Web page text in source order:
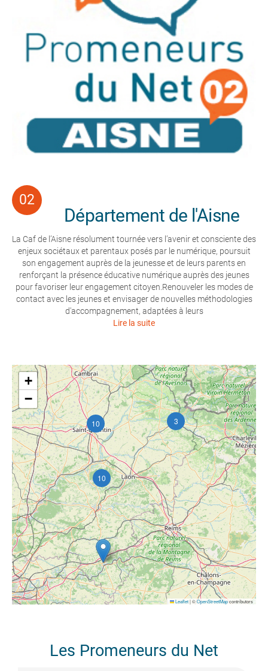
Département de l'Aisne
La Caf de l’Aisne résolument tournée vers l’avenir et consciente des
enjeux sociétaux et parentaux posés par le numérique, poursuit
son engagement auprès de la jeunesse et de leurs parents en
renforçant la présence éducative numérique auprès des jeunes
pour favoriser leur engagement citoyen.Renouveler les modes de
contact avec les jeunes et envisager de nouvelles méthodologies
d'accompagnement, adaptées à leurs
Lire la suite
10 3
10
+
−
Leaflet|©OpenStreetMapcontributors
Les Promeneurs du Net